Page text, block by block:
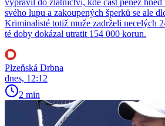
svého lupu a zakoupených šperků se ale
Kriminalisté totiž muže zadrželi necelých
té doby dokázal utratit 154 000 korun.
Plzeňská Drbna
dnes, 12:12
2 min